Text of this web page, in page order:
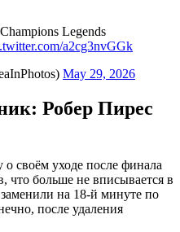
Legends
a2cg3nvGGk
May 29, 2026
Робер Пирес
своём уходе после финала
что больше не вписывается в
заменили на 18-й минуте по
после удаления